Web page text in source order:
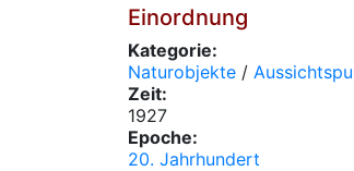
Einordnung
Kategorie:
Naturobjekte /
Zeit:
1927
Epoche:
20. Jahrhundert